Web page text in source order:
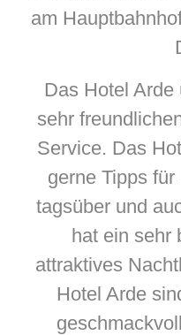
am
Das Hotel Arde
sehr
Service. Das
gerne Tipps
tagsüber und
hat ein sehr
attraktives
Hotel Arde